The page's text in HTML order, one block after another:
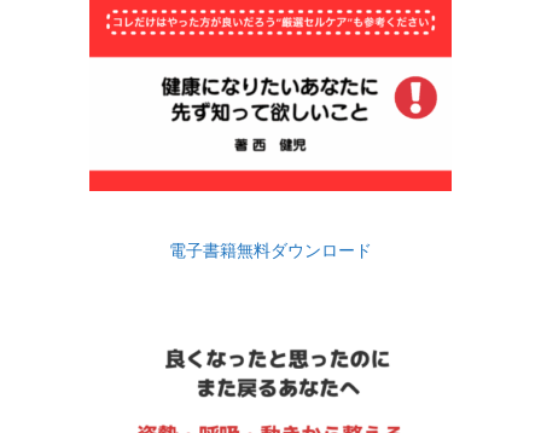
電子書籍無料ダウンロード